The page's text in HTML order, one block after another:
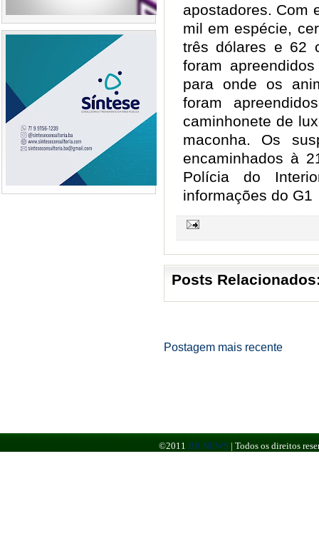
apostadores. Com
mil em espécie,
três dólares e 62
foram
para onde os
foram
caminhonete de
maconha. Os
encaminhados à
Polícia do
informações do G1
Posts
Postagem mais recente
©2011 BR NEWS | Todos os direitos